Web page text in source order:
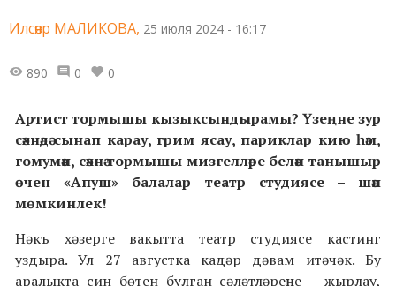
Илсөяр МАЛИКОВА, 25 июля 2024 - 16:17
890 0 0
Артист тормышы кызыксындырамы? Үзеңне зур
сәхнәдә сынап карау, грим ясау, париклар кию һәм,
гомумән, сәхнә тормышы мизгелләре белән танышыр
өчен «Апуш» балалар театр студиясе – шәп
мөмкинлек!
Нәкъ хәзерге вакытта театр студиясе кастинг
уздыра. Ул 27 августка кадәр дәвам итәчәк. Бу
аралыкта син бөтен булган сәләтләреңне – җырлау,